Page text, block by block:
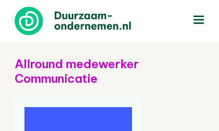
Allround medewerker
Communicatie